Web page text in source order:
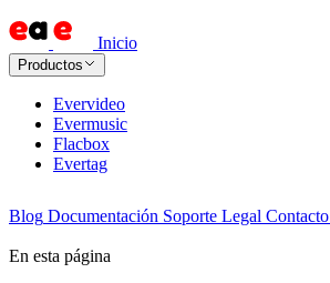
Inicio
Productos
Evervideo
Evermusic
Flacbox
Evertag
Blog Documentación Soporte Legal Contacto
En esta página